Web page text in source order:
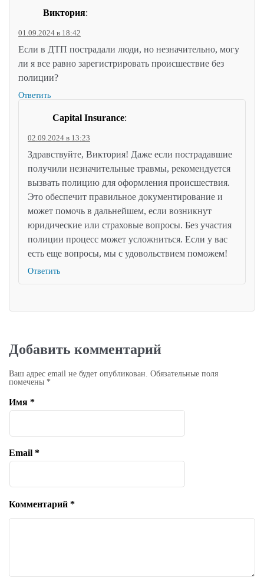
Виктория:
01.09.2024 в 18:42
Если в ДТП пострадали люди, но незначительно, могу
ли я все равно зарегистрировать происшествие без
полиции?
Ответить
Capital Insurance:
02.09.2024 в 13:23
Здравствуйте, Виктория! Даже если пострадавшие
получили незначительные травмы, рекомендуется
вызвать полицию для оформления происшествия.
Это обеспечит правильное документирование и
может помочь в дальнейшем, если возникнут
юридические или страховые вопросы. Без участия
полиции процесс может усложниться. Если у вас
есть еще вопросы, мы с удовольствием поможем!
Ответить
Добавить комментарий
Ваш адрес email не будет опубликован. Обязательные поля
помечены *
Имя *
Email *
Комментарий *